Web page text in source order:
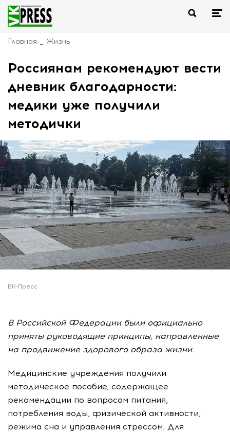
Главная Жизнь
Россиянам рекомендуют вести
дневник благодарности:
медики уже получили
методички
ВК-Пресс
В Российской Федерации были официально
приняты руководящие принципы, направленные
на продвижение здорового образа жизни.
Медицинские учреждения получили
методическое пособие, содержащее
рекомендации по вопросам питания,
потребления воды, физической активности,
режима сна и управления стрессом. Для